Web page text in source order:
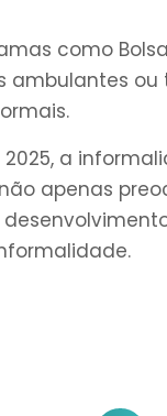
como
ambulantes
a
apenas